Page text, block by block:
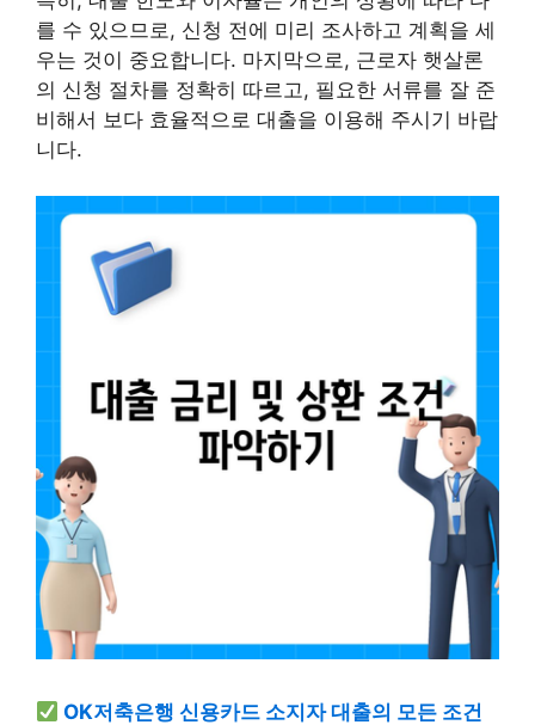
를 수 있으므로, 신청 전에 미리 조사하고 계획을 세
우는 것이 중요합니다. 마지막으로, 근로자 햇살론
의 신청 절차를 정확히 따르고, 필요한 서류를 잘 준
비해서 보다 효율적으로 대출을 이용해 주시기 바랍
니다.
OK저축은행 신용카드 소지자 대출의 모든 조건